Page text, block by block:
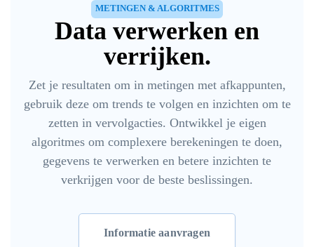
METINGEN & ALGORITMES
Data verwerken en
verrijken.
Zet je resultaten om in metingen met afkappunten,
gebruik deze om trends te volgen en inzichten om te
zetten in vervolgacties. Ontwikkel je eigen
algoritmes om complexere berekeningen te doen,
gegevens te verwerken en betere inzichten te
verkrijgen voor de beste beslissingen.
Informatie aanvragen